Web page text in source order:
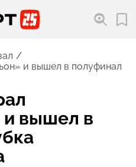
и вышел в полуфинал
и вышел в